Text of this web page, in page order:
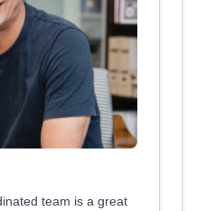
team is a great